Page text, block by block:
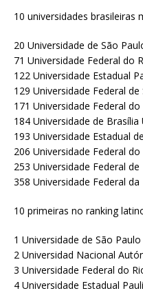
10 universidades brasileiras
20 Universidade de São
71 Universidade Federal do
122 Universidade Estadual
129 Universidade Federal de
171 Universidade Federal do
184 Universidade de Brasília
193 Universidade Estadual
206 Universidade Federal do
253 Universidade Federal
358 Universidade Federal da
10 primeiras no ranking
1 Universidade de São Paulo
2 Universidad Nacional
3 Universidade Federal do
4 Universidade Estadual